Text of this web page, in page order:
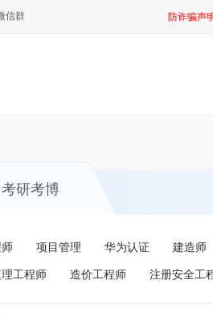
信群 防诈骗声
考研考博
项目管理 华为认证 建造师
理工程师 造价工程师 注册安全工